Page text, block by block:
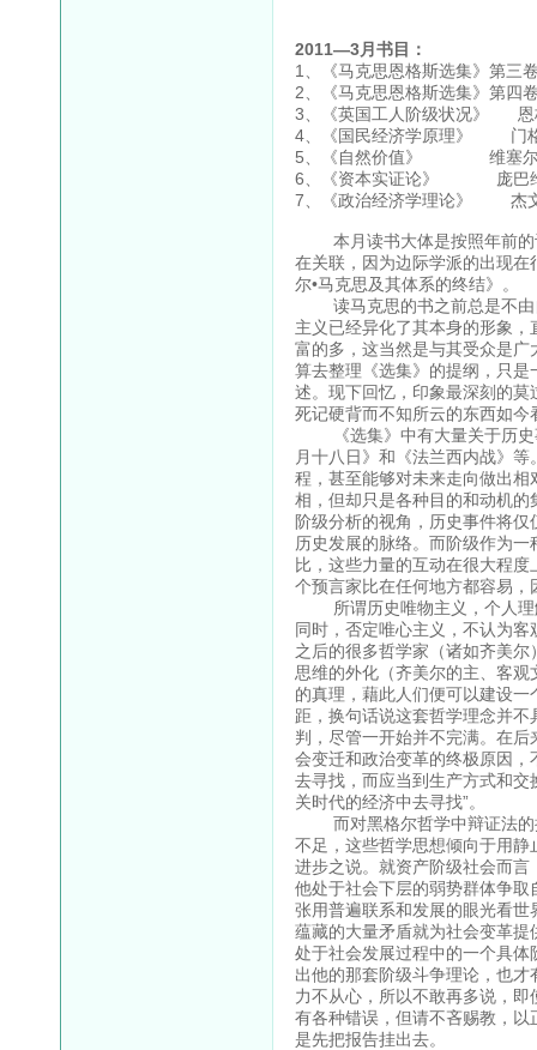
2011—3月书目：
1、《马克思恩格斯选集》第三
2、《马克思恩格斯选集》第四
3、《英国工人阶级状况》 恩
4、《国民经济学原理》 门
5、《自然价值》 维塞
6、《资本实证论》 庞巴
7、《政治经济学理论》 杰
本月读书大体是按照年前的
在关联，因为边际学派的出现
尔•马克思及其体系的终结》。
读马克思的书之前总是不由
主义已经异化了其本身的形象
富的多，这当然是与其受众是
算去整理《选集》的提纲，只
述。现下回忆，印象最深刻的
死记硬背而不知所云的东西如
《选集》中有大量关于历史
月十八日》和《法兰西内战》
程，甚至能够对未来走向做出
相，但却只是各种目的和动机
阶级分析的视角，历史事件将
历史发展的脉络。而阶级作为
比，这些力量的互动在很大程
个预言家比在任何地方都容易
所谓历史唯物主义，个人理
同时，否定唯心主义，不认为
之后的很多哲学家（诸如齐美
思维的外化（齐美尔的主、客
的真理，藉此人们便可以建设
距，换句话说这套哲学理念并
判，尽管一开始并不完满。在
会变迁和政治变革的终极原因
去寻找，而应当到生产方式和
关时代的经济中去寻找”。
而对黑格尔哲学中辩证法的
不足，这些哲学思想倾向于用
进步之说。就资产阶级社会而
他处于社会下层的弱势群体争
张用普遍联系和发展的眼光看
蕴藏的大量矛盾就为社会变革
处于社会发展过程中的一个具
出他的那套阶级斗争理论，也
力不从心，所以不敢再多说，
有各种错误，但请不吝赐教，
是先把报告挂出去。